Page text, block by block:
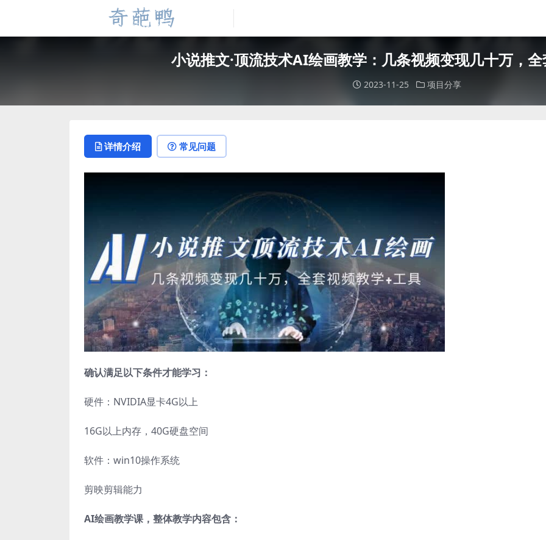
小说推文·顶流技术AI绘画教学：几条视频变现几十万，
2023-11-25 项目分享
详情介绍 常见问题
确认满足以下条件才能学习：
硬件：NVIDIA显卡4G以上
16G以上内存，40G硬盘空间
软件：win10操作系统
剪映剪辑能力
AI绘画教学课，整体教学内容包含：